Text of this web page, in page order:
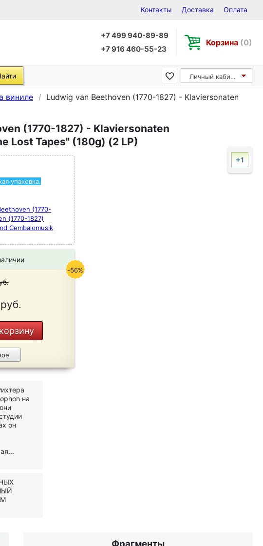
Контакты Доставка Оплата
+7 499 940-89-89
+7 916 460-55-23
Корзина (0)
Личный кабинет
виниле
Ludwig van Beethoven (1770-1827) - Klaviersonaten
(1770-1827) - Klaviersonaten
Lost Tapes" (180g) (2 LP)
упаковка.
(1770-
(1770-1827)
Cembalomusik
руб.
-56%
+1
на
он